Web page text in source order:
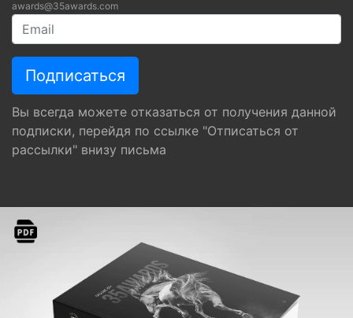
awards@35awards.com
Вы всегда можете отказаться от получения данной
подписки, перейдя по ссылке "Отписаться от
рассылки" внизу письма